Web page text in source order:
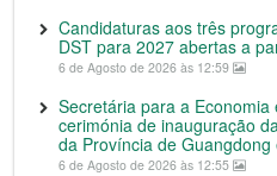
Candidaturas aos três
DST para 2027 abertas a
6 de Agosto de 2026 às 12:59
Secretária para a
cerimónia de inauguração
da Província de Guangdong
6 de Agosto de 2026 às 12:55